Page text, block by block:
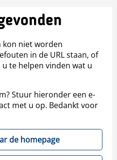
kon niet worden
in de URL staan, of
te helpen vinden wat u
Stuur hieronder een e-
met u op. Bedankt voor
de homepage